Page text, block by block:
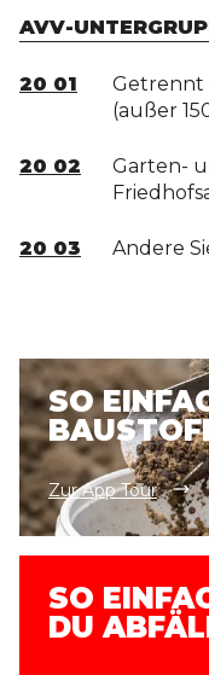
AVV-
20 01
Getrennt
(außer
20 02
Garten-
20 03 Andere
SO
Zur App Tour
SO
DU